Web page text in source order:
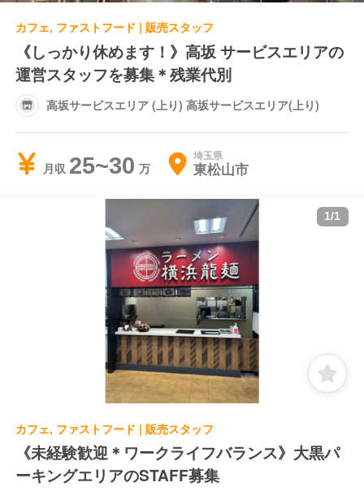
カフェ, ファストフード | 販売スタッフ
《しっかり休めます！》高坂 サービスエリアの
運営スタッフを募集＊残業代別
高坂サービスエリア (上り) 高坂サービスエリア(上り)
月収 25~30 埼玉県
東松山市
1/1
カフェ, ファストフード | 販売スタッフ
《未経験歓迎＊ワークライフバランス》大黒パ
ーキングエリアのSTAFF募集